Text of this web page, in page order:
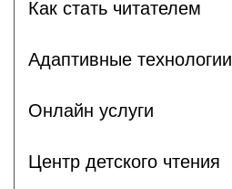
Как стать читателем
Адаптивные технологии
Онлайн услуги
Центр детского чтения